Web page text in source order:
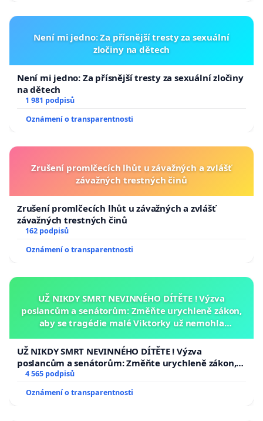
Není mi jedno: Za přísnější tresty za sexuální
zločiny na dětech
Není mi jedno: Za přísnější tresty za sexuální zločiny
na dětech
1 981 podpisů
Oznámení o transparentnosti
Zrušení promlčecích lhůt u závažných a zvlášť
závažných trestných činů
Zrušení promlčecích lhůt u závažných a zvlášť
závažných trestných činů
162 podpisů
Oznámení o transparentnosti
UŽ NIKDY SMRT NEVINNÉHO DÍTĚTE ! Výzva
poslancům a senátorům: Změňte urychleně zákon,
aby se tragédie malé Viktorky už nemohla
UŽ NIKDY SMRT NEVINNÉHO DÍTĚTE ! Výzva
poslancům a senátorům: Změňte urychleně zákon,
aby se tragédie malé Viktorky už nemohla opakovat!
4 565 podpisů
Oznámení o transparentnosti